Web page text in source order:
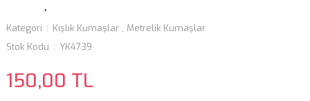
Kategori Kışlık Kumaşlar , Metrelik Kumaşlar
Stok Kodu
YK4739
150,00 TL